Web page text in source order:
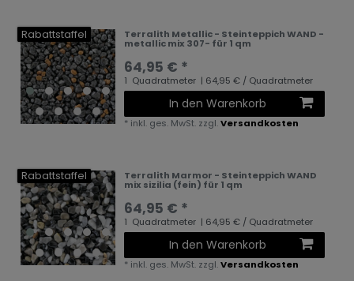
Rabattstaffel Terralith Metallic - Steinteppich WAND -
metallic mix 307- für 1 qm
64,95 € *
1 Quadratmeter | 64,95 € / Quadratmeter
In den Warenkorb
* inkl. ges. MwSt. zzgl.Versandkosten
Rabattstaffel Terralith Marmor - Steinteppich WAND
mix sizilia (fein) für 1 qm
64,95 € *
1 Quadratmeter | 64,95 € / Quadratmeter
In den Warenkorb
* inkl. ges. MwSt. zzgl.Versandkosten